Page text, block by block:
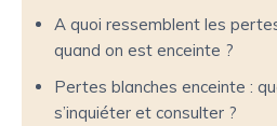
A quoi ressemblent les
quand on est enceinte ?
Pertes blanches enceinte :
s’inquiéter et consulter ?